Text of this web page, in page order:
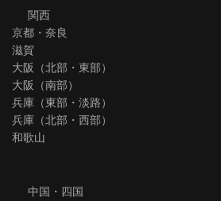
関西
京都・奈良
滋賀
大阪（北部・東部）
大阪（南部）
兵庫（東部・淡路）
兵庫（北部・西部）
和歌山
中国・四国